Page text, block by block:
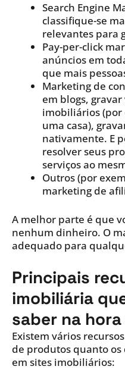
Search Engine
classifique-se
relevantes para
Pay-per-click
anúncios em
que mais
Marketing de
em blogs,
imobiliários (por
uma casa),
nativamente. E
resolver seus
serviços ao
Outros (por
marketing de
A melhor parte é que
nenhum dinheiro. O
adequado para
Principais
imobiliária
saber na
Existem vários
de produtos quanto
em sites imobiliários: